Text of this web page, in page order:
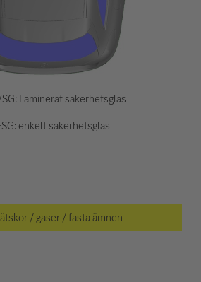
Laminerat säkerhetsglas
enkelt säkerhetsglas
/ gaser / fasta ämnen